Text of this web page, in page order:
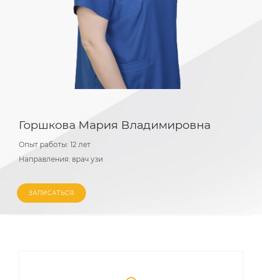
Горшкова Мария Владимировна
Опыт работы: 12 лет
Направления: врач узи
ЗАПИСАТЬСЯ